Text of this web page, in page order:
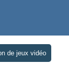
de jeux vidéo